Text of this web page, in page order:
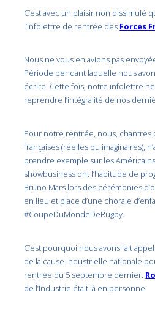
C’est avec un plaisir non dissimulé
l’infolettre de rentrée des Forces
Nous ne vous en avions pas
Période pendant laquelle nous
écrire. Cette fois, notre infolettre
reprendre l’intégralité de nos
Pour notre rentrée, nous, chantres
françaises (réelles ou imaginaires),
prendre exemple sur les
showbusiness ont l’habitude de
Bruno Mars lors des cérémonies
en lieu et place d’une chorale
#CoupeDuMondeDeRugby.
C’est pourquoi nous avons fait
de la cause industrielle nationale
rentrée du 5 septembre dernier.
de l’Industrie était là en personne.